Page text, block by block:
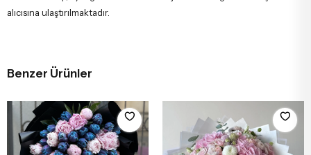
alıcısına ulaştırılmaktadır.
Benzer Ürünler